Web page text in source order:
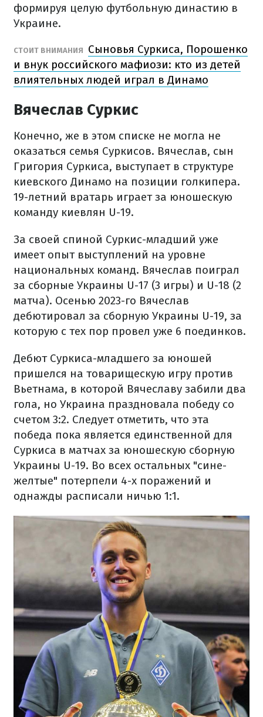
формируя целую футбольную династию в
Украине.
СТОИТ ВНИМАНИЯ
Сыновья Суркиса, Порошенко
и внук российского мафиози: кто из детей
влиятельных людей играл в Динамо
Вячеслав Суркис
Конечно, же в этом списке не могла не
оказаться семья Суркисов. Вячеслав, сын
Григория Суркиса, выступает в структуре
киевского Динамо на позиции голкипера.
19-летний вратарь играет за юношескую
команду киевлян U-19.
За своей спиной Суркис-младший уже
имеет опыт выступлений на уровне
национальных команд. Вячеслав поиграл
за сборные Украины U-17 (3 игры) и U-18 (2
матча). Осенью 2023-го Вячеслав
дебютировал за сборную Украины U-19, за
которую с тех пор провел уже 6 поединков.
Дебют Суркиса-младшего за юношей
пришелся на товарищескую игру против
Вьетнама, в которой Вячеславу забили два
гола, но Украина праздновала победу со
счетом 3:2. Следует отметить, что эта
победа пока является единственной для
Суркиса в матчах за юношескую сборную
Украины U-19. Во всех остальных "сине-
желтые" потерпели 4-х поражений и
однажды расписали ничью 1:1.